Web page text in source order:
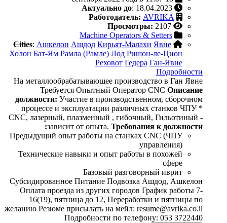
Актуально до: 18.04.2023
Работодатель: AVRIKA
Просмотры: 2107
Machine Operators & Setters
Cities: Ашкелон Ашдод Кирьят-Малахи Явне
Холон Бат-Ям Рамла (Рамле) Лод Ришон-ле-Цион
Реховот Гедера Ган-Явне
Подробности
На металлообрабатывающее производство в Ган Явне
Требуется Опытный Оператор CNC Описание
должности: Участие в производственном, сборочном
процессе и эксплуатации различных станков ЧПУ *
CNC, лазерный, плазменный , гибочный, Гильотиный -
зависит от опыта. Требования к должности:
Предыдущий опыт работы на станках CNC (ЧПУ
управления)
Технические навыки и опыт работы в похожей
сфере
Базовый разговорный иврит
Субсидированное Питание Подвозка Ашдод, Ашкелон
Оплата проезда из других городов График работы 7-
16(19), пятница до 12, Переработки и пятницы по
желанию Резюме присылать на мейл: resume@avrika.co.il
Подробности по телефону: 053 3722440